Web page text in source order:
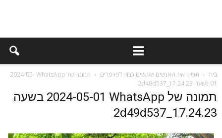
בית תכירו את האנשים שעושים כבוד לפרפרים
תמונה של WhatsApp‏ 2024-05-
01 בשעה 17.24.23_2d49d537
תמונה של WhatsApp‏ 2024-05-01 בשעה
17.24.23_2d49d537